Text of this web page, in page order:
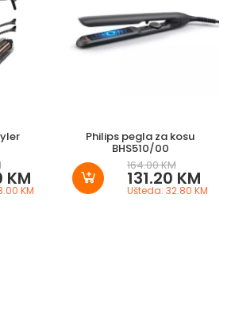
KM
KM
Philips pegla za kosu
BHS510/00
164.00 KM
131.20 KM
Ušteda: 32.80 KM